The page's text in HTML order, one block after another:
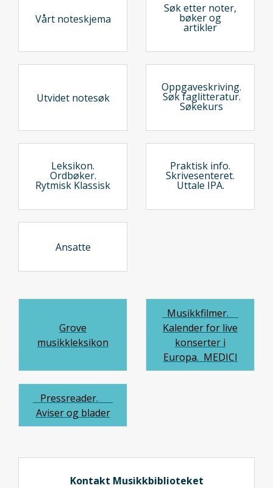
Vårt noteskjema
Søk etter noter,
bøker og
artikler
Utvidet notesøk
Oppgaveskriving.
Søk faglitteratur.
Søkekurs
Leksikon.
Ordbøker.
Rytmisk Klassisk
Praktisk info.
Skrivesenteret.
Uttale IPA.
Ansatte
Grove
musikkleksikon
Musikkfilmer.
Kalender for live
konserter i
Europa. MEDICI
Pressreader.
Aviser og blader
Kontakt Musikkbiblioteket